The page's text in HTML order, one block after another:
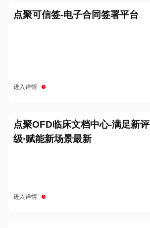
点聚可信签-电子合同签署平台
进入详情
点聚OFD临床文档中心-满足新评
级·赋能新场景最新
进入详情